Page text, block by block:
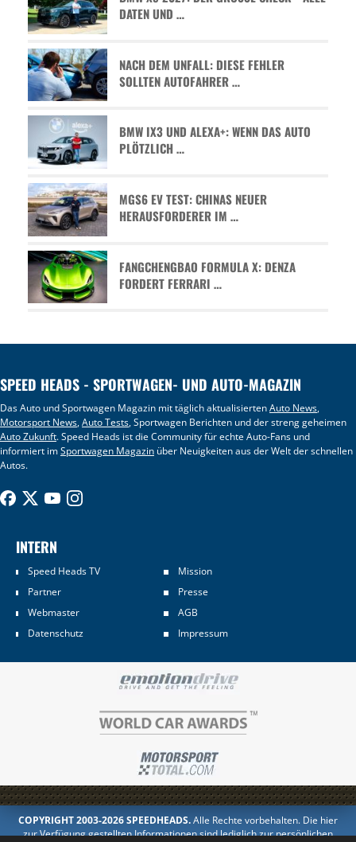
ATEN UND …
NACH DEM UNFALL: DIESE FEHLER
SOLLTEN AUTOFAHRER …
BMW IX3 UND ALEXA+: WENN DAS AUTO
PLÖTZLICH …
MGS6 EV TEST: CHINAS NEUER
HERAUSFORDERER IM …
FANGCHENGBAO FORMULA X: DENZA
FORDERT FERRARI …
SPEED HEADS - SPORTWAGEN- UND AUTO-MAGAZIN
Das Auto und Sportwagen Magazin mit täglich aktualisiertenAuto News,
Motorsport News,Auto Tests, Sportwagen Berichten und der streng geheimen
Auto Zukunft. Speed Heads ist die Community für echte Auto-Fans und
informiert imSportwagen Magazin über Neuigkeiten aus der Welt der schnellen
Autos.
INTERN
Speed Heads TV
Mission
Partner
Presse
Webmaster
AGB
Datenschutz
Impressum
COPYRIGHT 2003-2026 SPEEDHEADS.Alle Rechte vorbehalten. Die hier
zur Verfügung gestellten Informationen sind lediglich zur persönlichen